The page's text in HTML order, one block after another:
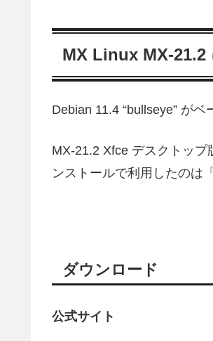
MX Linux MX-21.2
Debian 11.4 “bullseye” がベ
MX-21.2 Xfce デスクトッ
ンストールで利用したのは
ダウンロード
公式サイト